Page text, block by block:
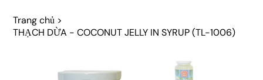
Trang chủ >
THẠCH DỪA - COCONUT JELLY IN SYRUP (TL-1006)